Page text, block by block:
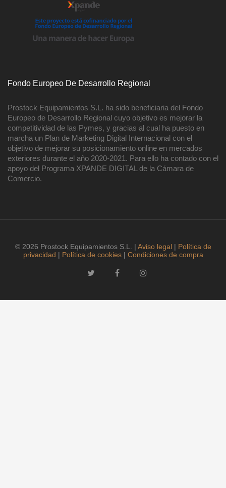
Fondo Europeo De Desarrollo Regional
Prostock Equipamientos S.L. ha sido beneficiaria del Fondo
Europeo de Desarrollo Regional cuyo objetivo es mejorar la
competitividad de las Pymes, y gracias al cual ha puesto en
marcha un Plan de Marketing Digital Internacional con el
objetivo de mejorar su posicionamiento online en mercados
exteriores durante el año 2020-2021. Para ello ha contado con el
apoyo del Programa XPANDE DIGITAL de la Cámara de
Comercio.
© 2026 Prostock Equipamientos S.L. | Aviso legal| Política de
privacidad | Política de cookies| Condiciones de compra